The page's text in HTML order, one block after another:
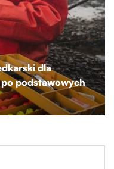
dla
podstawowych